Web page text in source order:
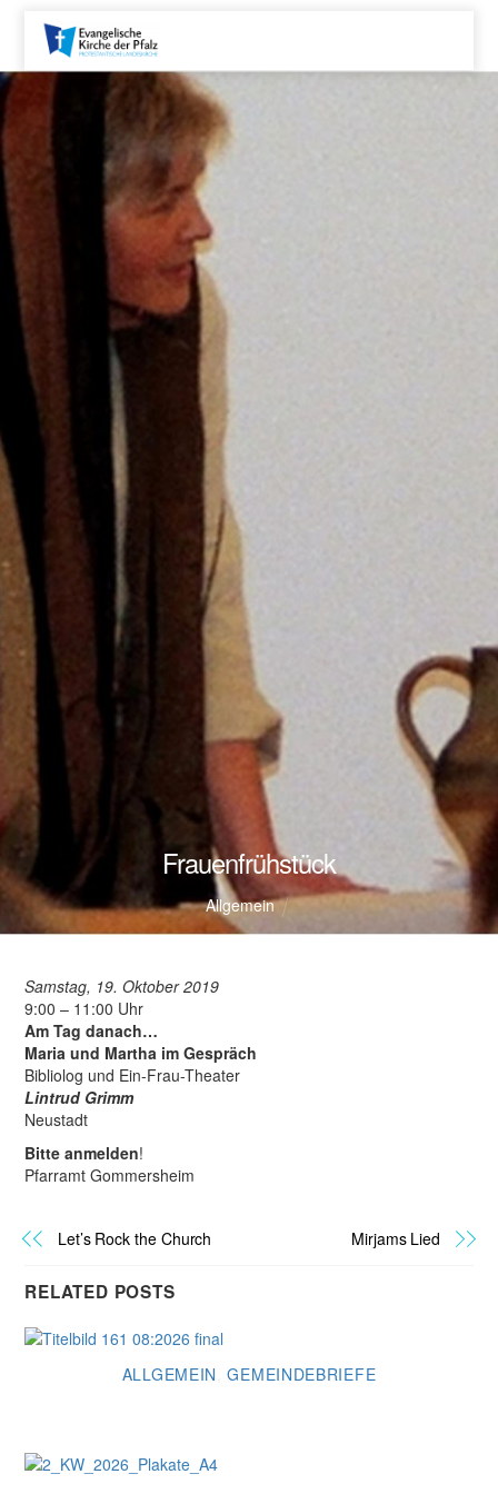
Frauenfrühstück
Allgemein
Samstag, 19. Oktober 2019
9:00 – 11:00 Uhr
Am Tag danach…
Maria und Martha im Gespräch
Bibliolog und Ein-Frau-Theater
Lintrud Grimm
Neustadt
Bitte anmelden!
Pfarramt Gommersheim
Let’s Rock the Church Mirjams Lied
RELATED POSTS
ALLGEMEIN ,GEMEINDEBRIEFE